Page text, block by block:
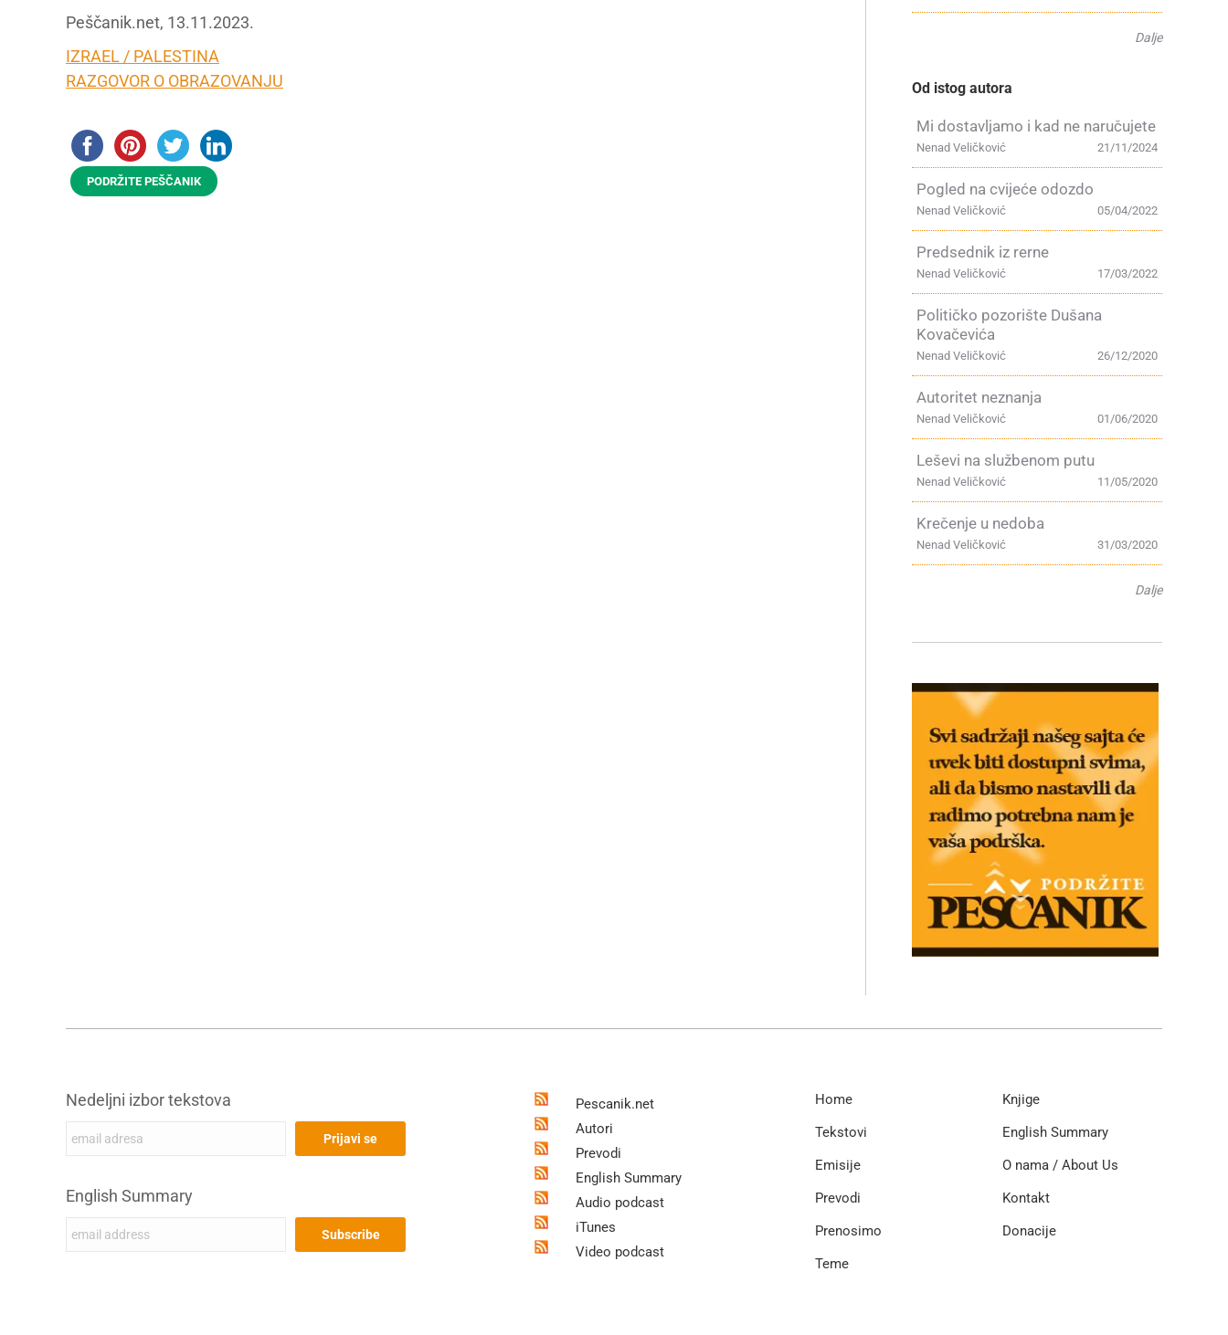
Peščanik.net, 13.11.2023.
IZRAEL / PALESTINA
RAZGOVOR O OBRAZOVANJU
PODRŽITE PEŠČANIK
Dalje
Od istog autora
Mi dostavljamo i kad ne naručujete
21/11/2024
Nenad Veličković
Pogled na cvijeće odozdo
05/04/2022
Nenad Veličković
Predsednik iz rerne
17/03/2022
Nenad Veličković
Političko pozorište Dušana
Kovačevića
26/12/2020
Nenad Veličković
Autoritet neznanja
01/06/2020
Nenad Veličković
Leševi na službenom putu
11/05/2020
Nenad Veličković
Krečenje u nedoba
31/03/2020
Nenad Veličković
Dalje
Nedeljni izbor tekstova
English Summary
Pescanik.net
Autori
Prevodi
English Summary
Audio podcast
iTunes
Video podcast
Home
Tekstovi
Emisije
Prevodi
Prenosimo
Teme
Knjige
English Summary
O nama / About Us
Kontakt
Donacije